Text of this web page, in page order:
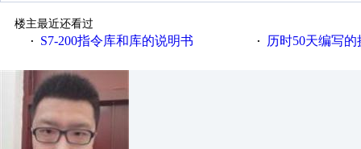
楼主最近还看过
·
S7-200指令库和库的说明书 · 历时50天编写